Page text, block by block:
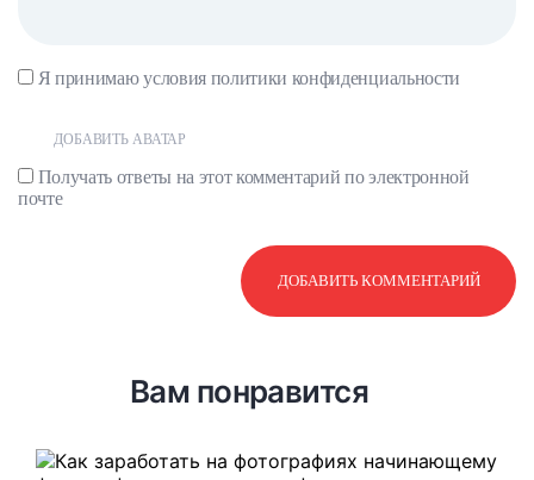
Я принимаю условия политики конфиденциальности
ДОБАВИТЬ АВАТАР
Получать ответы на этот комментарий по электронной
почте
Вам понравится